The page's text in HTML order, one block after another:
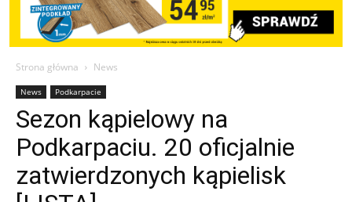
Strona główna News
News Podkarpacie
Sezon kąpielowy na
Podkarpaciu. 20 oficjalnie
zatwierdzonych kąpielisk